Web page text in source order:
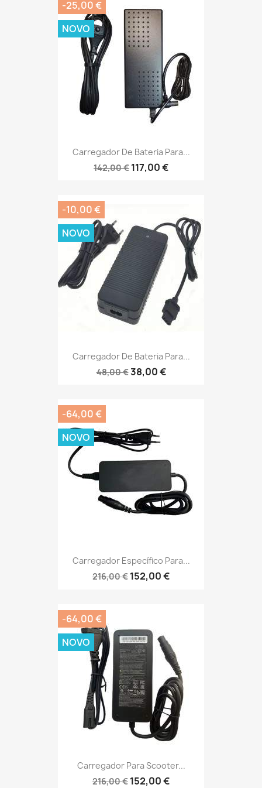
Carregador De Bateria Para...
142,00 € 117,00 €
-25,00 €
NOVO
Carregador De Bateria Para...
48,00 €38,00 €
-10,00 €
NOVO
Carregador Específico Para...
216,00 € 152,00 €
-64,00 €
NOVO
Carregador Para Scooter...
216,00 € 152,00 €
-64,00 €
NOVO